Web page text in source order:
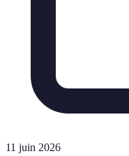
11 juin 2026